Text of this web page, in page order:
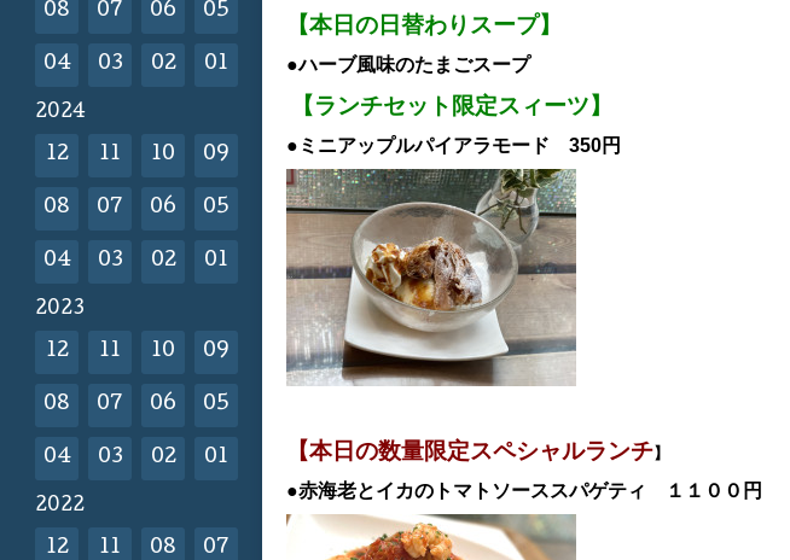
【本日の日替わりスープ】
●ハーブ風味のたまごスープ
【ランチセット限定スィーツ】
●ミニアップルパイアラモード 350円
【本日の数量限定スペシャルランチ】
●赤海老とイカのトマトソーススパゲティ １１００ 円
08 07 06 05
04 03 02 01
2024
12 11 10 09
08 07 06 05
04 03 02 01
2023
12 11 10 09
08 07 06 05
04 03 02 01
2022
12 11 08 07